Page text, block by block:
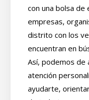
con una bolsa de
empresas,
distrito con los
encuentran en
Así, podemos de
atención
ayudarte,